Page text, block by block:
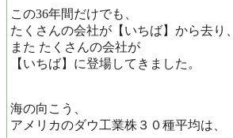
この36年間だけでも、
たくさんの会社が【いちば】から去り、
また たくさんの会社が
【いちば】に登場してきました。
海の向こう、
アメリカのダウ工業株３０種平均は、